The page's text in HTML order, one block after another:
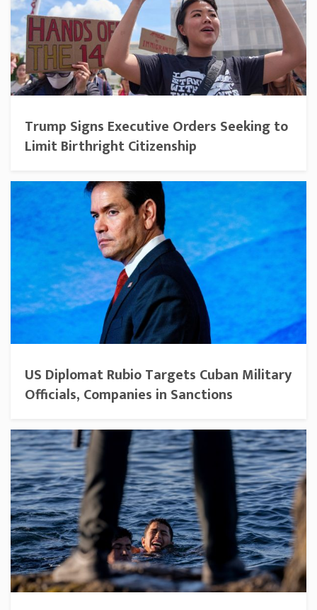
Trump Signs Executive Orders Seeking to
Limit Birthright Citizenship
US Diplomat Rubio Targets Cuban Military
Officials, Companies in Sanctions